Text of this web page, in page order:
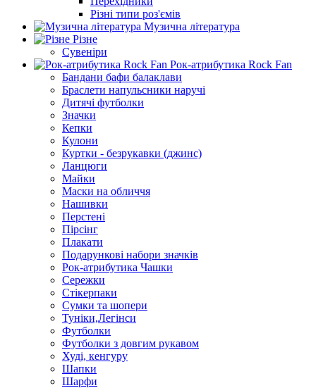
Різні типи роз'ємів
Музична література
Різне
Сувеніри
Рок-атрибутика Rock Fan
Бандани бафи балаклави
Браслети напульсники наручі
Дитячі футболки
Значки
Кепки
Кулони
Куртки - безрукавки (джинс)
Ланцюги
Майки
Маски на обличчя
Нашивки
Перстені
Пірсінг
Плакати
Подарункові набори значків
Рок-атрибутика Чашки
Сережки
Стікерпаки
Сумки та шопери
Туніки,Легінси
Футболки
Футболки з довгим рукавом
Худі, кенгуру
Шапки
Шарфи